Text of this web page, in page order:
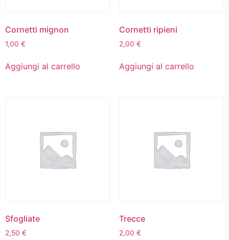
Cornetti mignon
1,00 €
Aggiungi al carrello
Cornetti ripieni
2,00 €
Aggiungi al carrello
Sfogliate
2,50 €
Trecce
2,00 €